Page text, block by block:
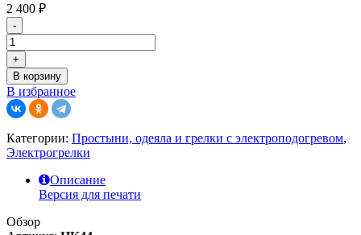
2 400 ₽
-
+
В корзину
В избранное
Категории: Простыни, одеяла и грелки с электроподогревом,
Электрогрелки
Описание
Версия для печати
Обзор